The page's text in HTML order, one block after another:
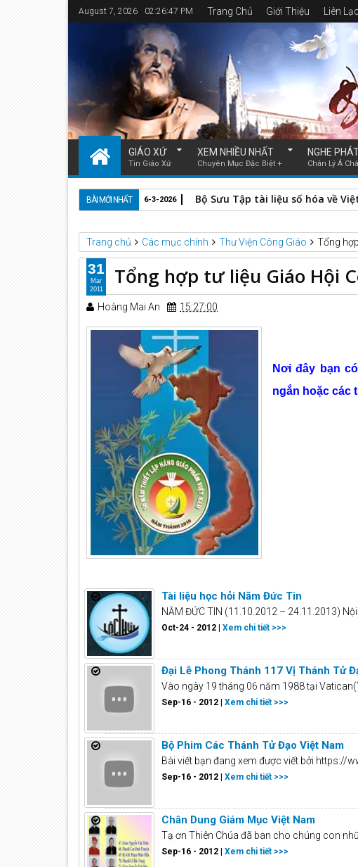
August 7, 2026 02:26:47 PM Trang Chủ Giới Thiệu Liên Lạc
GIÁO XỨ
Tin Giáo Xứ
XEM NHIỀU NHẤT
Chuyên Mục Đặc Biệt +
NGHE
Chân Lý Á
BÀI MỚI NHẤT Bộ Sưu Tập tài liệu số hóa về
6-3-2026
Trang chủ Các mục chính Thư Viện Công Giáo Tổng
Tổng hợp tư liệu Giáo Hội
Hoàng Mai An 15:27:00
Nơi đây bạn
ngắn hoặc các
Tài liệu học hỏi Năm Đức Tin
NĂM ĐỨC TIN (11.10.2012 – 24.11.2013) Nội
Oct-24 - 2012 | Xem chi tiết >>>
Đại Lễ Phong Thánh 117 Vị Thánh Tử
Vào ngày 19 tháng 06 năm 1988 tại
Sep-16 - 2012 | Xem chi tiết >>>
Bộ Phim Các Thánh Tử Đạo Việt Nam
Bài viết bạn đang xem được viết bởi https://
Sep-16 - 2012 | Xem chi tiết >>>
Chân Dung Giám Mục Việt Nam
Tạ ơn Thiên Chúa đã ban cho chúng con
Sep-16 - 2012 | Xem chi tiết >>>
31
Mar
2011